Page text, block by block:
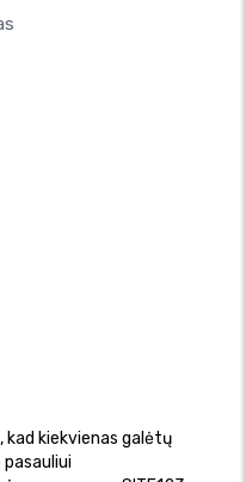
kiekvienas galėtų